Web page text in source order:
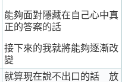
能夠面對隱藏在自己心中真
正的答案的話
接下來的我就將能夠逐漸改
變
就算現在說不出口的話 放